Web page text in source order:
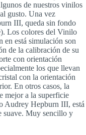
de nuestros vinilos
gusto. Una vez
III, queda sin fondo
Los colores del Vinilo
está simulación son
de la calibración de su
con orientación
los que llevan
con la orientación
En otros casos, la
mejor a la superficie
Audrey Hepburn III, está
suave. Muy sencillo y